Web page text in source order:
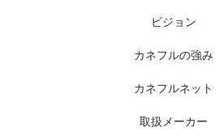
ビジョン
カネフルの強み
カネフルネット
取扱メーカー